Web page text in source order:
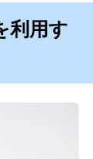
利用す